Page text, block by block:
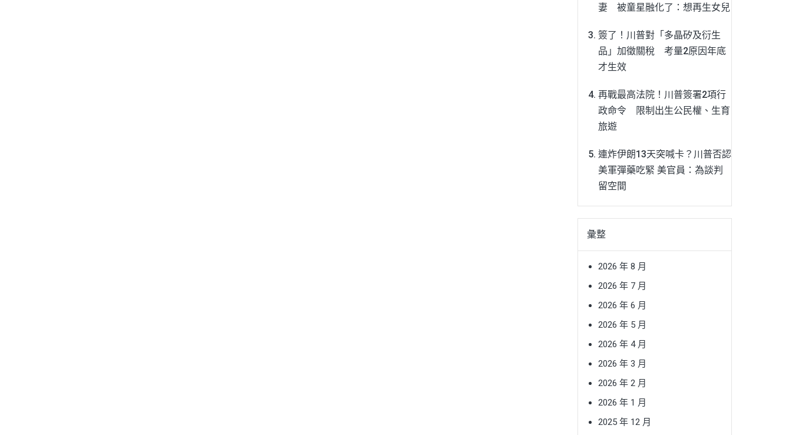
妻 被童星融化了：想再生女兒
簽了！川普對「多晶矽及衍生
品」加徵關稅 考量2原因年底
才生效
再戰最高法院！川普簽署2項行
政命令 限制出生公民權、生育
旅遊
連炸伊朗13天突喊卡？川普否認
美軍彈藥吃緊 美官員：為談判
留空間
彙整
2026 年 8 月
2026 年 7 月
2026 年 6 月
2026 年 5 月
2026 年 4 月
2026 年 3 月
2026 年 2 月
2026 年 1 月
2025 年 12 月